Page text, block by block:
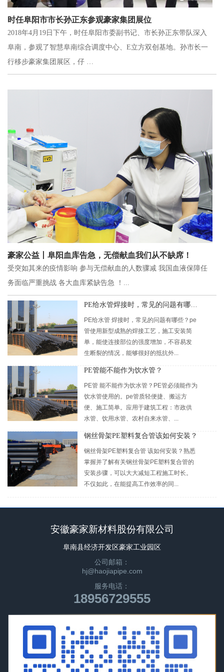
时任阜阳市市长孙正东参观豪家集团展位
2018年4月19日下午，时任阜阳市委副书记、市长孙正东带队深入
阜南，参观了智慧阜南综合调度中心、E立方双创基地。孙市长一
行移步豪家集团展区，仔 …
豪家公益丨阜阳血库告急，无偿献血我们从不缺席！
受突如其来的疫情影响 参与无偿献血的人数骤减 我国血液保障任
务面临严重挑战 各大血库紧缺告急 ！...
PE给水管焊接时，常见的问题有哪些？
PE给水管 焊接时，常见的问题有哪些？pe
管使用新型成熟的焊接工艺，施工安装简
单，能使连接部位的强度增加，不容易发
生断裂的情况，能够很好的抵抗外...
PE管能不能作为饮水管？
PE管 能不能作为饮水管？PE管必须能作为
饮水管使用的。pe管质轻便捷、搬运方
便、施工简单。应用于建筑工程：市政供
水管、饮用水管、农村自来水管、...
钢丝骨架PE塑料复合管该如何安装？
钢丝骨架PE塑料复合管 该如何安装？熟悉
掌握并了解有关钢丝骨架PE塑料复合管的
安装步骤，可以大大减短工程施工时长。
不仅如此，在能提高工作效率的同...
安徽豪家新材料股份有限公司
阜南县经济开发区豪家工业园区
公司邮箱：
hj@haojiapipe.com
服务电话：
18956729555